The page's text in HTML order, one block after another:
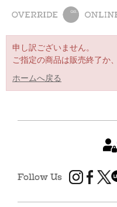
All
申し訳ございません。
ご指定の商品は販売終了か
ホームへ戻る
Follow Us